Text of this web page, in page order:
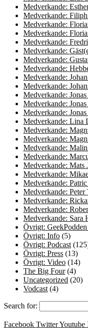
Medverkande:
Medverkande: Filiph
Medverkande:
Medverkande:
Medverkande:
Medverkande:
Medverkande:
Medverkande:
Medverkande:
Medverkande:
Medverkande:
Medverkande:
Medverkande:
Medverkande: Lina
Medverkande:
Medverkande:
Medverkande:
Medverkande:
Medverkande: Mats
Medverkande:
Medverkande:
Medverkande: Peter
Medverkande:
Medverkande:
Medverkande: Sara
Övrigt:
Övrigt: Info (5)
Övrigt: Podcast
Övrigt: Press (13)
Övrigt: Video (14)
The Big Four(4)
Uncategorized (20)
Vodcast (4)
Search for:
Facebook TwitterYoutube